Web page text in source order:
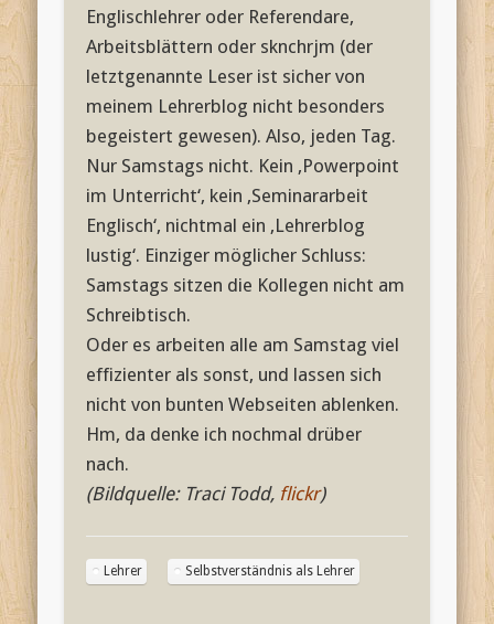
Englischlehrer oder Referendare,
Arbeitsblättern oder sknchrjm (der
letztgenannte Leser ist sicher von
meinem Lehrerblog nicht besonders
begeistert gewesen). Also, jeden Tag.
Nur Samstags nicht. Kein ‚Powerpoint
im Unterricht‘, kein ‚Seminararbeit
Englisch‘, nichtmal ein ‚Lehrerblog
lustig‘. Einziger möglicher Schluss:
Samstags sitzen die Kollegen nicht am
Schreibtisch.
Oder es arbeiten alle am Samstag viel
effizienter als sonst, und lassen sich
nicht von bunten Webseiten ablenken.
Hm, da denke ich nochmal drüber
nach.
(Bildquelle: Traci Todd, flickr)
Lehrer Selbstverständnis als Lehrer